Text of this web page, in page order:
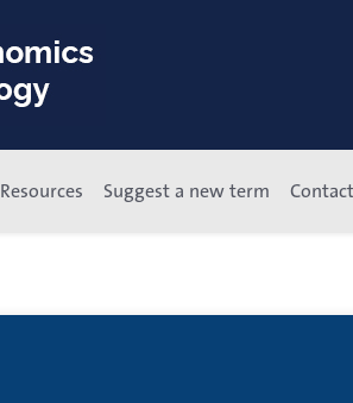
Resources Suggest a new term